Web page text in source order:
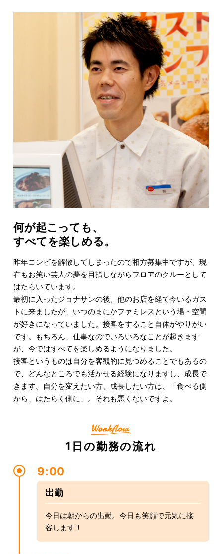
何が起こっても、
すべてを楽しめる。
昨年コンビを解散してしまったので相方募集中ですが、現
在もお笑い芸人の夢を目指しながらフロアのクルーとして
はたらいています。
最初に入ったジョナサンの後、他のお店を経て今いるガス
トに来ましたが、いつのまにかファミレスという場・空間
が好きになっていました。接客をすること自体がやりがい
です。もちろん、仕事なのでいろいろなことが起きます
が、今ではすべてを楽しめるようになりました。
接客というものは自分を客観的に見つめることでもあるの
で、どんなところでも活かせる経験になりますし、成長で
きます。自分を変えたい方、成長したい方は、「食べる側
から、はたらく側に」。それも悪くないですよ。
1日の勤務の流れ
9:00
出勤
今日は朝からの出勤。今日も笑顔で元気に接
客します！